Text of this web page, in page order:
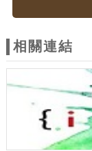
相關連結